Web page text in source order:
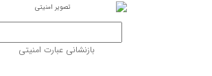
بازنشانی عبارت امنیتی